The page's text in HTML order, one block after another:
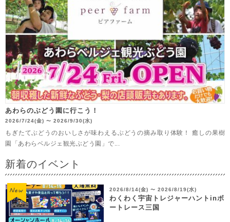
あわらのぶどう園に行こう！
2026/7/24(金) 〜 2026/9/30(水)
もぎたてぶどうのおいしさが味わえるぶどうの摘み取り体験！ 癒しの果樹
園「あわらベルジェ観光ぶどう園」で...
新着のイベント
2026/8/14(金) 〜 2026/8/19(水)
わくわく宇宙トレジャーハントinボ
ートレース三国